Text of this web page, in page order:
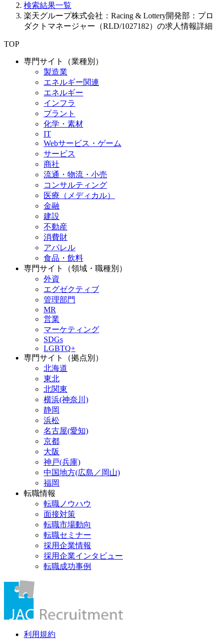
検索結果一覧
楽天グループ株式会社：Racing & Lottery開発部：プロ
ダクトマネージャー（RLD/1027182）の求人情報詳細
TOP
専門サイト（業種別）
製造業
エネルギー関連
エネルギー
インフラ
プラント
化学・素材
IT
Webサービス・ゲーム
サービス
商社
流通・物流・小売
コンサルティング
医療（メディカル）
金融
建設
不動産
消費財
アパレル
食品・飲料
専門サイト（領域・職種別）
外資
エグゼクティブ
管理部門
MR
営業
マーケティング
SDGs
LGBTQ+
専門サイト（拠点別）
北海道
東北
北関東
横浜(神奈川)
静岡
浜松
名古屋(愛知)
京都
大阪
神戸(兵庫)
中国地方(広島／岡山)
福岡
転職情報
転職ノウハウ
面接対策
転職市場動向
転職セミナー
採用企業情報
採用企業インタビュー
転職成功事例
利用規約